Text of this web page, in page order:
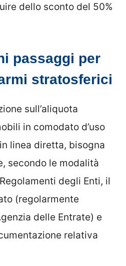
dello sconto del 50%
passaggi per
stratosferici
sull’aliquota
in comodato d’uso
linea diretta, bisogna
secondo le modalità
degli Enti, il
(regolarmente
delle Entrate) e
relativa